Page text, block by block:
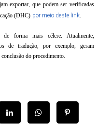
exportar, que podem ser verificadas
(DHC) por meio deste link.
forma mais célere. Atualmente,
de tradução, por exemplo, geram
do procedimento.